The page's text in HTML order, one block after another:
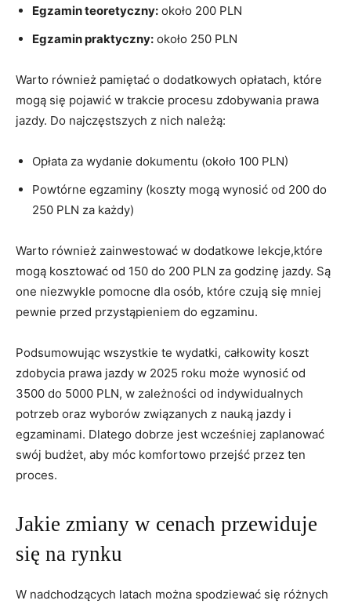
Egzamin teoretyczny: około 200 PLN
Egzamin praktyczny: około⁢ 250 PLN
Warto również pamiętać o dodatkowych opłatach, które
mogą się pojawić w trakcie procesu zdobywania prawa
jazdy.​ Do najczęstszych z nich‌ należą:
Opłata za wydanie dokumentu (około 100 PLN)
Powtórne egzaminy (koszty mogą wynosić‌ od 200 do
250 PLN za każdy)
Warto również zainwestować w dodatkowe lekcje,które
mogą kosztować od 150 do 200 PLN⁣ za godzinę jazdy. Są
one niezwykle pomocne dla osób, które czują się mniej
⁤pewnie przed przystąpieniem do egzaminu.
Podsumowując​ wszystkie te⁣ wydatki, całkowity koszt
zdobycia ​prawa jazdy ​w 2025 roku może wynosić od
⁣3500 do 5000 PLN, w zależności od indywidualnych
potrzeb⁤ oraz wyborów związanych z nauką jazdy i
egzaminami. Dlatego⁤ dobrze jest wcześniej zaplanować
swój budżet, aby móc komfortowo przejść przez ten⁣
proces.
Jakie zmiany w cenach przewiduje
się na rynku
W nadchodzących latach można spodziewać ‍się różnych